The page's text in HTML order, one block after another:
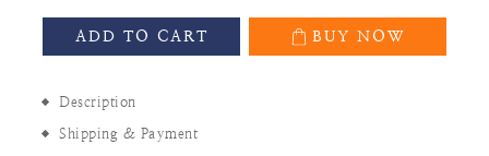
ADD TO CART BUY NOW
Description
Shipping & Payment